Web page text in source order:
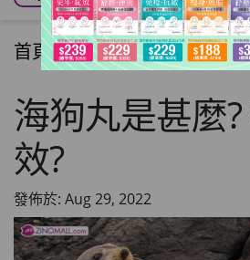
首頁/文章/Articles
海狗丸是甚麼
效?
發佈於: Aug 29, 2022